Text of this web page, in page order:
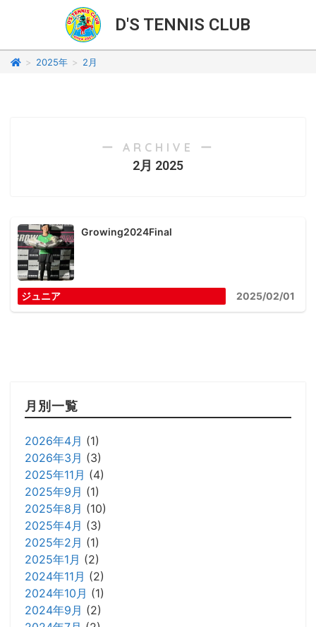
D'S TENNIS CLUB
> 2025年 > 2月
ー ARCHIVE ー
2月 2025
Growing2024Final
ジュニア 2025/02/01
月別一覧
2026年4月 (1)
2026年3月 (3)
2025年11月 (4)
2025年9月 (1)
2025年8月 (10)
2025年4月 (3)
2025年2月 (1)
2025年1月 (2)
2024年11月 (2)
2024年10月 (1)
2024年9月 (2)